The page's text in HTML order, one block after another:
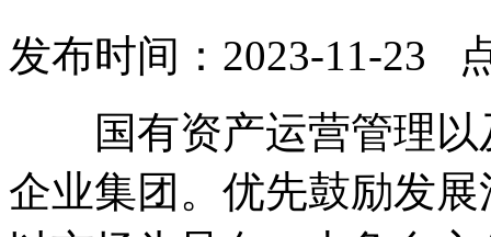
发布时间：2023-11-23
国有资产运营管理以
企业集团。优先鼓励发